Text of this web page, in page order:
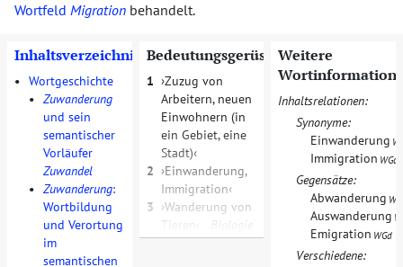
Wortfeld Migration behandelt.
Inhaltsverzeichnis
• Wortgeschichte
• Zuwanderung
und sein
semantischer
Vorläufer
Zuwandel
• Zuwanderung:
Wortbildung
und Verortung
im
semantischen
Bedeutungsgerüst
1
Zuzug von
Arbeitern, neuen
Einwohnern (in
ein Gebiet, eine
Stadt)
2
Einwanderung,
Immigration
3
Wanderung von
Tieren
Biologie
Weitere
Inhaltsrelationen:
Synonyme:
Einwanderung
Immigration WGd
Gegensätze:
Abwanderung
Auswanderung
Emigration WGd
Verschiedene: